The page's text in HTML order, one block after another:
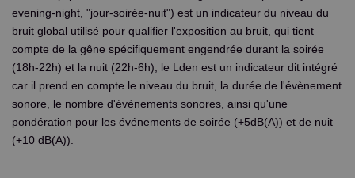
evening-night, "jour-soirée-nuit") est un indicateur du niveau du
bruit global utilisé pour qualifier l'exposition au bruit, qui tient
compte de la gêne spécifiquement engendrée durant la soirée
(18h-22h) et la nuit (22h-6h), le Lden est un indicateur dit intégré
car il prend en compte le niveau du bruit, la durée de l'évènement
sonore, le nombre d'évènements sonores, ainsi qu'une
pondération pour les événements de soirée (+5dB(A)) et de nuit
(+10 dB(A)).